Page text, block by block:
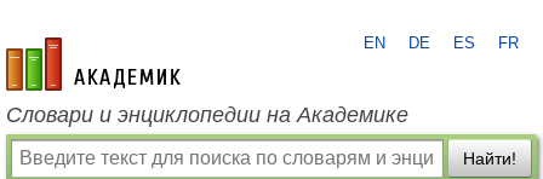
academic.ru
EN DE ES FR
Словари и энциклопедии на Академике
Найти!